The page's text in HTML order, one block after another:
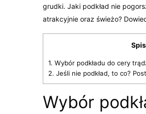
grudki. Jaki podkład nie
atrakcyjnie oraz świeżo?
1. Wybór podkładu do cery
2. Jeśli nie podkład, to co?
Wybór